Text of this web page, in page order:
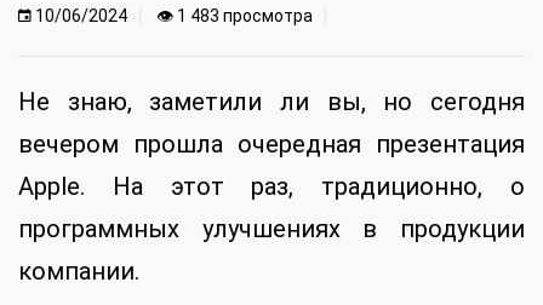
10/06/2024 👁 1 483 просмотра
Не знаю, заметили ли вы, но сегодня
вечером прошла очередная презентация
Apple. На этот раз, традиционно, о
программных улучшениях в продукции
компании.